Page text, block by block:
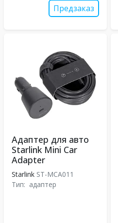
Предзаказ
Адаптер для авто
Starlink Mini Car
Adapter
Starlink ST-MCA011
Тип: адаптер